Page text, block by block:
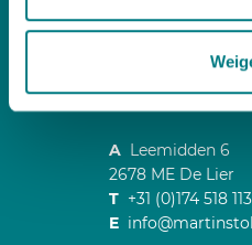
Would you like
Contact us free
A Leemidden 6
2678 ME De Lier
T +31 (0)174 518 113
E